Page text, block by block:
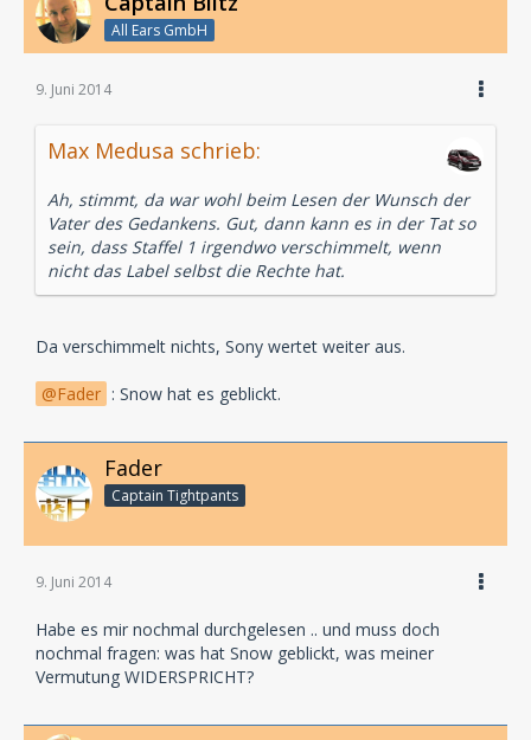
All Ears GmbH
9. Juni 2014
Max Medusa schrieb:
Ah, stimmt, da war wohl beim Lesen der Wunsch der
Vater des Gedankens. Gut, dann kann es in der Tat so
sein, dass Staffel 1 irgendwo verschimmelt, wenn
nicht das Label selbst die Rechte hat.
Da verschimmelt nichts, Sony wertet weiter aus.
Fader : Snow hat es geblickt.
Fader
Captain Tightpants
9. Juni 2014
Habe es mir nochmal durchgelesen .. und muss doch
nochmal fragen: was hat Snow geblickt, was meiner
Vermutung WIDERSPRICHT?